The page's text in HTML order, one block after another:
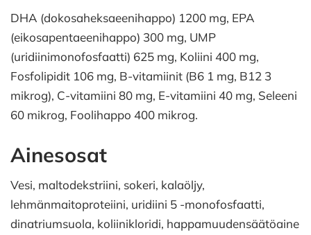
DHA (dokosaheksaeenihappo) 1200 mg, EPA
(eikosapentaeenihappo) 300 mg, UMP
(uridiinimonofosfaatti) 625 mg, Koliini 400 mg,
Fosfolipidit 106 mg, B-vitamiinit (B6 1 mg, B12 3
mikrog), C-vitamiini 80 mg, E-vitamiini 40 mg, Seleeni
60 mikrog, Foolihappo 400 mikrog.
Ainesosat
Vesi, maltodekstriini, sokeri, kalaöljy,
lehmänmaitoproteiini, uridiini 5 -monofosfaatti,
dinatriumsuola, koliinikloridi, happamuudensäätöaine